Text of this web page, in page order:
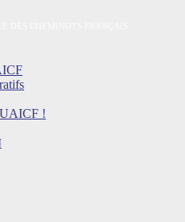
!